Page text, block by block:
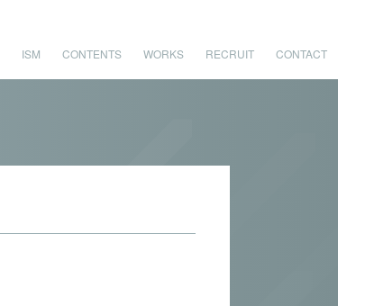
ISM CONTENTS WORKS RECRUIT CONTACT